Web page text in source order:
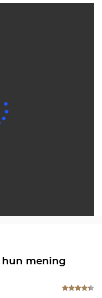
hun mening